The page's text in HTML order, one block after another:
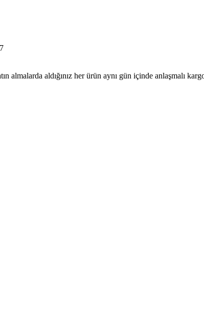
almalarda aldığınız her ürün aynı gün içinde anlaşmalı